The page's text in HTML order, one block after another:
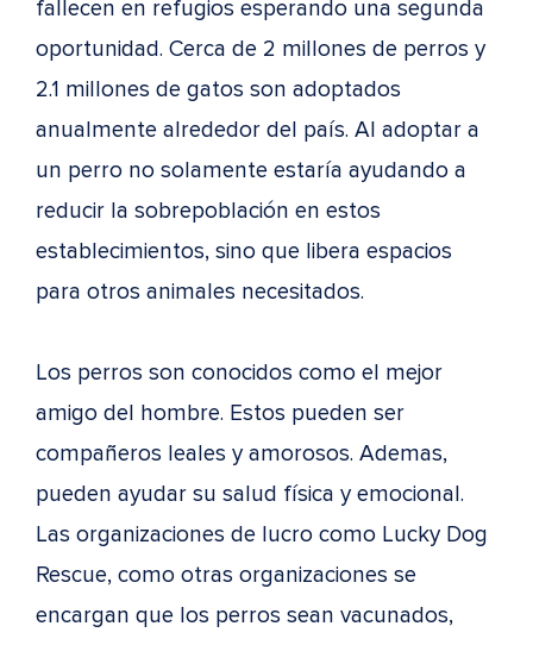
fallecen en refugios esperando una segunda
oportunidad. Cerca de 2 millones de perros y
2.1 millones de gatos son adoptados
anualmente alrededor del país. Al adoptar a
un perro no solamente estaría ayudando a
reducir la sobrepoblación en estos
establecimientos, sino que libera espacios
para otros animales necesitados.
Los perros son conocidos como el mejor
amigo del hombre. Estos pueden ser
compañeros leales y amorosos. Ademas,
pueden ayudar su salud física y emocional.
Las organizaciones de lucro como Lucky Dog
Rescue, como otras organizaciones se
encargan que los perros sean vacunados,